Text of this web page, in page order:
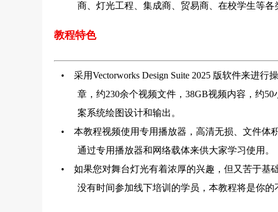
商、灯光工程、集成商、贸易商、在校学生等各
教程特色
• 采用Vectorworks Design Suite 2025 版软件来进行
章，约230余个视频文件，38GB视频内容，约
案系统绘图设计和输出。
• 本教程视频使用专用播放器，高清无损、文件体
通过专用播放器和网络载体来供大家学习使用。
• 如果您对舞台灯光有着浓厚的兴趣，但又苦于基
没有时间参加线下培训的学员，本教程将是你的